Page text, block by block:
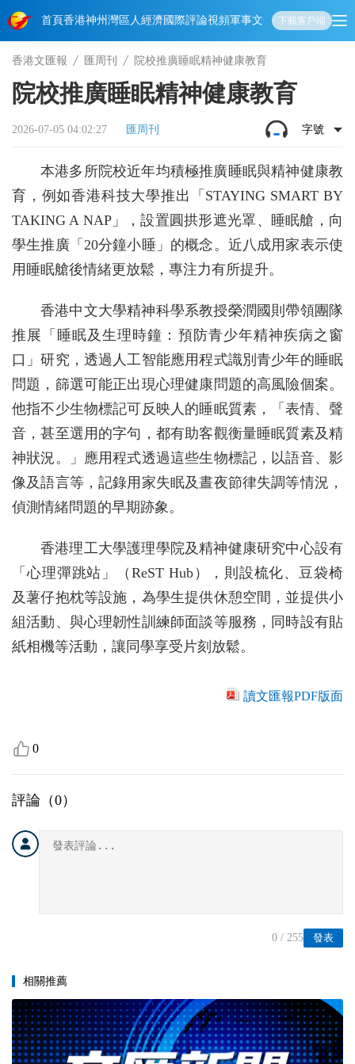
首頁香港神州 灣區人經濟國際評論視頻軍事文化 娛樂生活教育體
下載客戶端
香港文匯報 匯周刊 院校推廣睡眠精神健康教育
院校推廣睡眠精神健康教育
2026-07-05 04:02:27 匯周刊 字號
本港多所院校近年均積極推廣睡眠與精神健康教
育，例如香港科技大學推出「STAYING SMART BY
TAKING A NAP」，設置圓拱形遮光罩、睡眠艙，向
學生推廣「20分鐘小睡」的概念。近八成用家表示使
用睡眠艙後情緒更放鬆，專注力有所提升。
香港中文大學精神科學系教授榮潤國則帶領團隊
推展「睡眠及生理時鐘：預防青少年精神疾病之窗
口」研究，透過人工智能應用程式識別青少年的睡眠
問題，篩選可能正出現心理健康問題的高風險個案。
他指不少生物標記可反映人的睡眠質素，「表情、聲
音，甚至選用的字句，都有助客觀衡量睡眠質素及精
神狀況。」應用程式透過這些生物標記，以語音、影
像及語言等，記錄用家失眠及晝夜節律失調等情況，
偵測情緒問題的早期跡象。
香港理工大學護理學院及精神健康研究中心設有
「心理彈跳站」（ReST Hub），則設梳化、豆袋椅
及薯仔抱枕等設施，為學生提供休憩空間，並提供小
組活動、與心理韌性訓練師面談等服務，同時設有貼
紙相機等活動，讓同學享受片刻放鬆。
讀文匯報PDF版面
0
評論（0）
發表
0 / 255
相關推薦